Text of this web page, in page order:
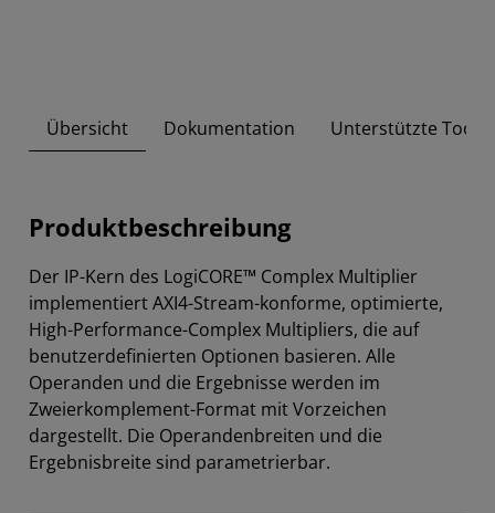
Übersicht Dokumentation Unterstützte Tool-
Produktbeschreibung
Der IP-Kern des LogiCORE™ Complex Multiplier
implementiert AXI4-Stream-konforme, optimierte,
High-Performance-Complex Multipliers, die auf
benutzerdefinierten Optionen basieren. Alle
Operanden und die Ergebnisse werden im
Zweierkomplement-Format mit Vorzeichen
dargestellt. Die Operandenbreiten und die
Ergebnisbreite sind parametrierbar.